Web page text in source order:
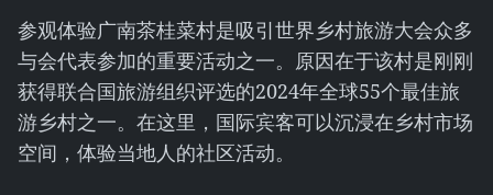
参观体验广南茶桂菜村是吸引世界乡村旅游大会众多
与会代表参加的重要活动之一。原因在于该村是刚刚
获得联合国旅游组织评选的2024年全球55个最佳旅
游乡村之一。在这里，国际宾客可以沉浸在乡村市场
空间，体验当地人的社区活动。